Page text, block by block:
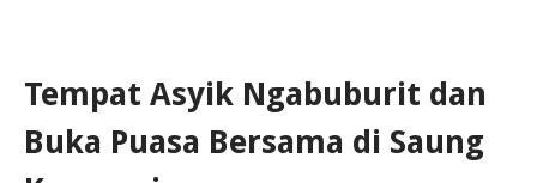
Tempat Asyik Ngabuburit dan
Buka Puasa Bersama di Saung